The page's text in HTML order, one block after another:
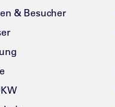
& Besucher